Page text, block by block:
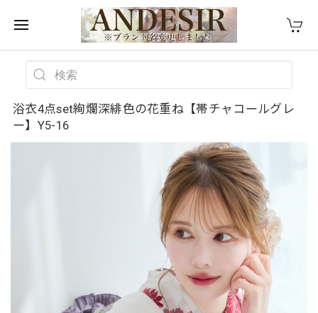
浴衣4点set絢爛深緋色の花重ね【帯チャコールグレ
ー】Y5-16